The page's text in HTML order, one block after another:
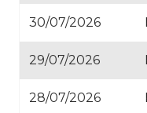
30/07/2026
29/07/2026
28/07/2026